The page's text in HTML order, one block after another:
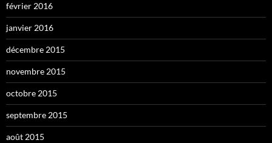
février 2016
janvier 2016
décembre 2015
novembre 2015
octobre 2015
septembre 2015
août 2015